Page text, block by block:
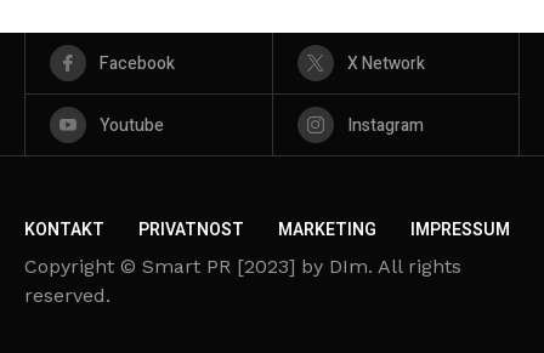
Facebook X Network
Youtube Instagram
KONTAKT PRIVATNOST MARKETING IMPRESSUM
Copyright © Smart PR [2023] by DIm. All rights
reserved.